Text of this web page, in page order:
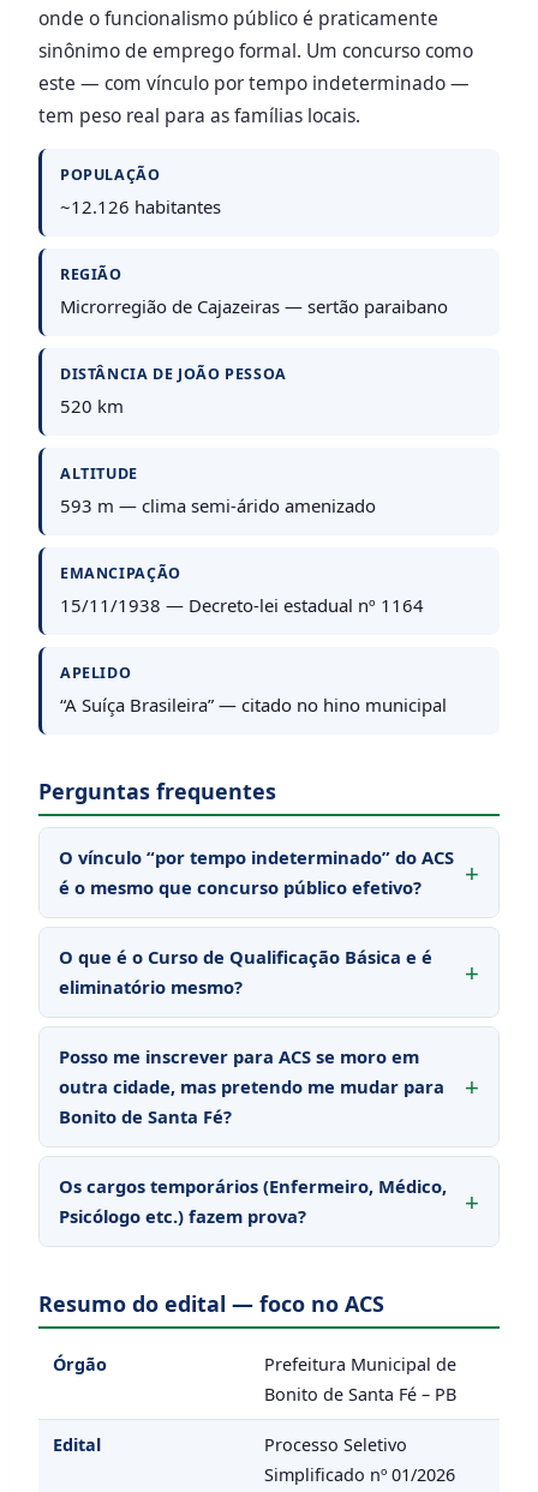
onde o funcionalismo público é praticamente
sinônimo de emprego formal. Um concurso como
este — com vínculo por tempo indeterminado —
tem peso real para as famílias locais.
POPULAÇÃO
~12.126 habitantes
REGIÃO
Microrregião de Cajazeiras — sertão paraibano
DISTÂNCIA DE JOÃO PESSOA
520 km
ALTITUDE
593 m — clima semi-árido amenizado
EMANCIPAÇÃO
15/11/1938 — Decreto-lei estadual nº 1164
APELIDO
“A Suíça Brasileira” — citado no hino municipal
Perguntas frequentes
O vínculo “por tempo indeterminado” do ACS
é o mesmo que concurso público efetivo?
O que é o Curso de Qualificação Básica e é
eliminatório mesmo?
Posso me inscrever para ACS se moro em
outra cidade, mas pretendo me mudar para
Bonito de Santa Fé?
Os cargos temporários (Enfermeiro, Médico,
Psicólogo etc.) fazem prova?
Resumo do edital — foco no ACS
Órgão
Prefeitura Municipal de
Bonito de Santa Fé – PB
Edital
Processo Seletivo
Simplificado nº 01/2026